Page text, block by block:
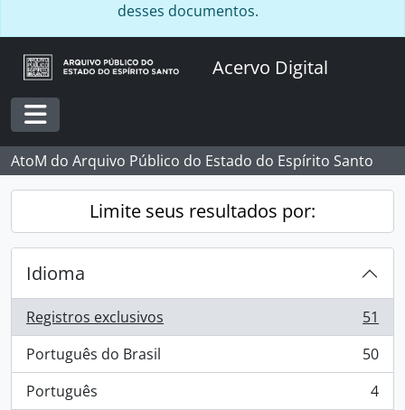
desses documentos.
Acervo Digital
Toggle navigation
AtoM do Arquivo Público do Estado do Espírito Santo
Limite seus resultados por:
Idioma
Registros exclusivos
, 51 resultados
51
Português do Brasil
, 50 resultados
50
Português
, 4 resultados
4